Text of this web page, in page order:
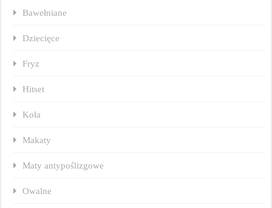
Bawełniane
Dziecięce
Fryz
Hitset
Koła
Makaty
Maty antypoślizgowe
Owalne